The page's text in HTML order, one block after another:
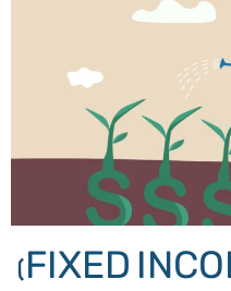
איך לייצר הכנסה קבועה (FIXED INCOME)